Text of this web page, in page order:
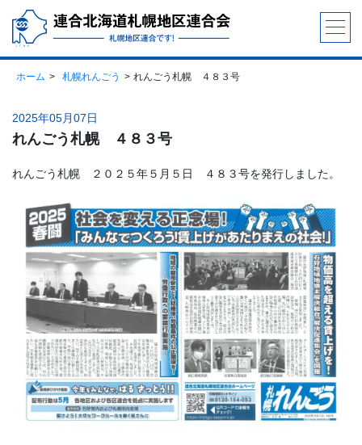
ホーム 札幌れんごう れんごう札幌 ４８３号
2025年05月07日
れんごう札幌 ４８３号
れんごう札幌 ２０２５年５月５日 ４８３号を発行しました。